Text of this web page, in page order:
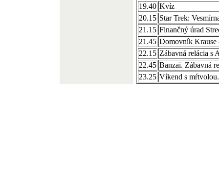
19.40 Kvíz
20.15 Star Trek:
21.15 Finančný úrad
21.45 Domovník Krause
22.15 Zábavná relácia s
22.45 Banzai. Zábavná
23.25 Víkend s